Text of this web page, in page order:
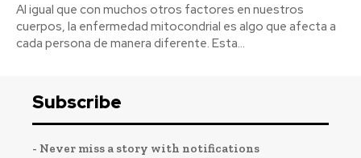
Al igual que con muchos otros factores en nuestros
cuerpos, la enfermedad mitocondrial es algo que afecta a
cada persona de manera diferente. Esta...
Subscribe
- Never miss a story with notifications